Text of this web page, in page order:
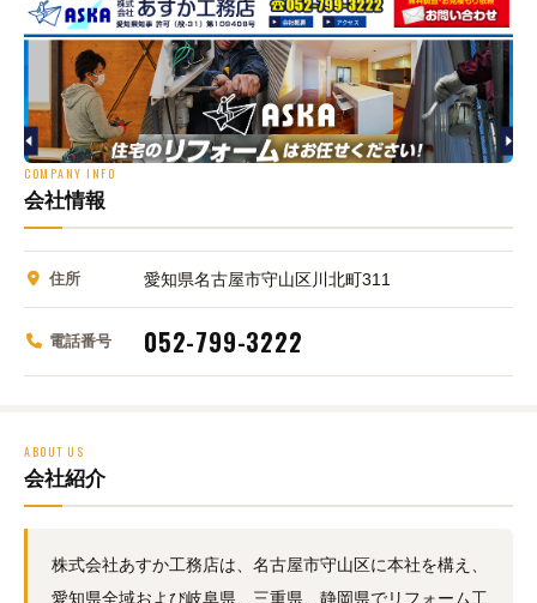
COMPANY INFO
会社情報
住所 愛知県名古屋市守山区川北町311
電話番号 052-799-3222
ABOUT US
会社紹介
株式会社あすか工務店は、名古屋市守山区に本社を構え、
愛知県全域および岐阜県、三重県、静岡県でリフォーム工